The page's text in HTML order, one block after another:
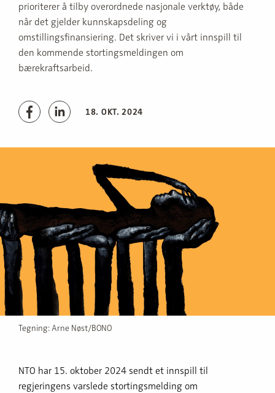
prioriterer å tilby overordnede nasjonale verktøy, både
når det gjelder kunnskapsdeling og
omstillingsfinansiering. Det skriver vi i vårt innspill til
den kommende stortingsmeldingen om
bærekraftsarbeid.
18. OKT. 2024
Tegning: Arne Nøst/BONO
NTO har 15. oktober 2024 sendt et innspill til
regjeringens varslede stortingsmelding om